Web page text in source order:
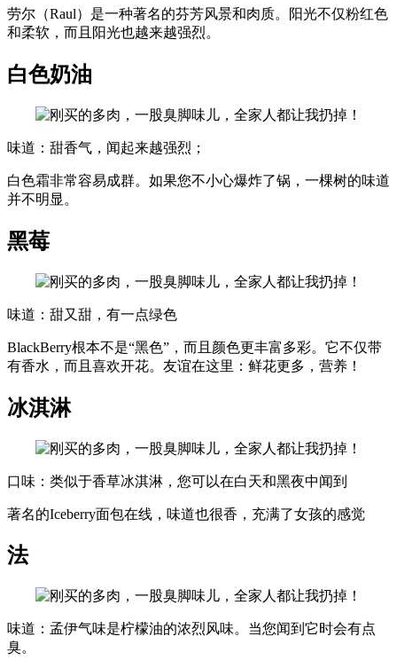
劳尔（Raul）是一种著名的芬芳风景和肉质。阳光不仅粉红色
和柔软，而且阳光也越来越强烈。
白色奶油
味道：甜香气，闻起来越强烈；
白色霜非常容易成群。如果您不小心爆炸了锅，一棵树的味道
并不明显。
黑莓
味道：甜又甜，有一点绿色
BlackBerry根本不是“黑色”，而且颜色更丰富多彩。它不仅带
有香水，而且喜欢开花。友谊在这里：鲜花更多，营养！
冰淇淋
口味：类似于香草冰淇淋，您可以在白天和黑夜中闻到
著名的Iceberry面包在线，味道也很香，充满了女孩的感觉
法
味道：孟伊气味是柠檬油的浓烈风味。当您闻到它时会有点
臭。